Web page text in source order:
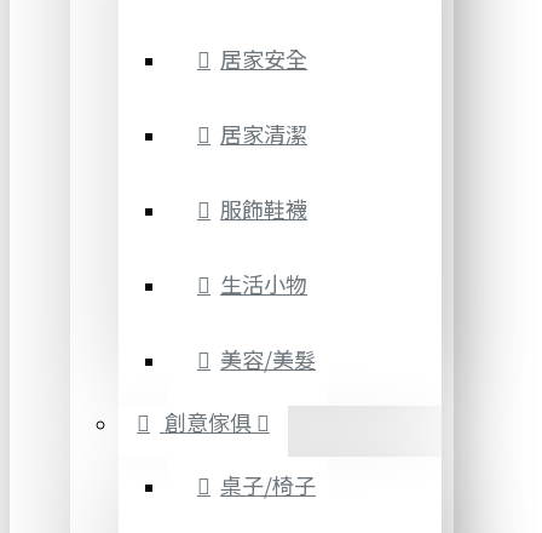
居家安全
居家清潔
服飾鞋襪
生活小物
美容/美髮
創意傢俱
桌子/椅子